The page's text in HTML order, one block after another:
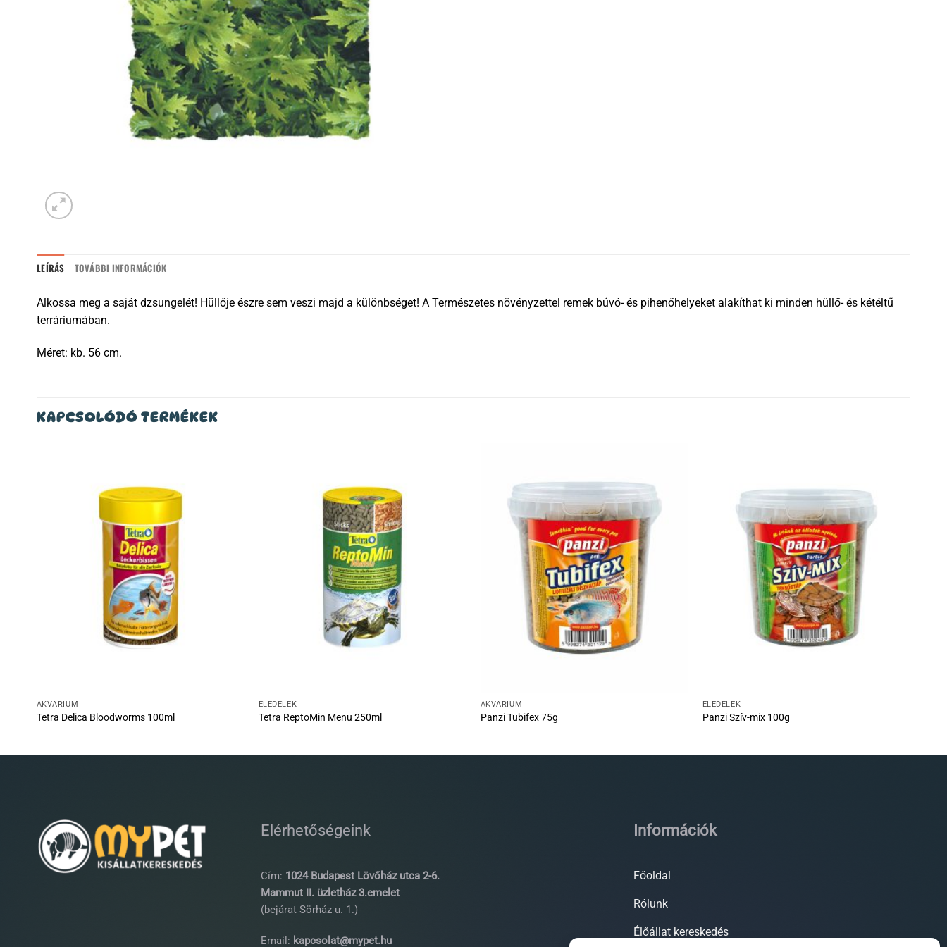
LEÍRÁS TOVÁBBI INFORMÁCIÓK
Alkossa meg a saját dzsungelét! Hüllője észre sem veszi majd a különbséget! A Természetes növényzettel remek búvó- és pihenőhelyeket alakíthat ki minden hüllő- és kétéltű
terráriumában.
Méret: kb. 56 cm.
KAPCSOLÓDÓ TERMÉKEK
AKVÁRIUM
Tetra Delica Bloodworms 100ml
ELEDELEK
Tetra ReptoMin Menu 250ml
AKVÁRIUM
Panzi Tubifex 75g
ELEDELEK
Panzi Szív-mix 100g
Elérhetőségeink
Cím: 1024 Budapest Lövőház utca 2-6.
Mammut II. üzletház 3.emelet
(bejárat Sörház u. 1.)
Email: kapcsolat@mypet.hu
Információk
Főoldal
Rólunk
Élőállat kereskedés